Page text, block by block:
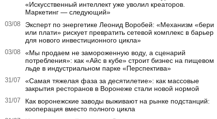
«Искусственный интеллект уже уволил креаторов.
Маркетинг — следующий»
03/08
Эксперт по энергетике Леонид Воробей: «Механизм «бери
или плати» рискует превратить сетевой комплекс в барьер
для нового инвестиционного цикла»
03/08
«Мы продаем не замороженную воду, а сценарий
потребления»: как «Айс в кубе» строит бизнес на пищевом
льде в индустриальном парке «Перспектива»
31/07
«Самая тяжелая фаза за десятилетие»: как массовые
закрытия ресторанов в Воронеже стали новой нормой
31/07
Как воронежские заводы выживают на рынке подстанций:
кооперация вместо полного цикла